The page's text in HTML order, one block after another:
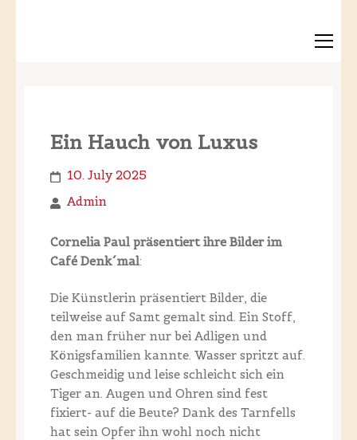
Ein Hauch von Luxus
10. July 2025
Admin
Cornelia Paul präsentiert ihre Bilder im
Café Denk´mal:
Die Künstlerin präsentiert Bilder, die
teilweise auf Samt gemalt sind. Ein Stoff,
den man früher nur bei Adligen und
Königsfamilien kannte. Wasser spritzt auf.
Geschmeidig und leise schleicht sich ein
Tiger an. Augen und Ohren sind fest
fixiert- auf die Beute? Dank des Tarnfells
hat sein Opfer ihn wohl noch nicht